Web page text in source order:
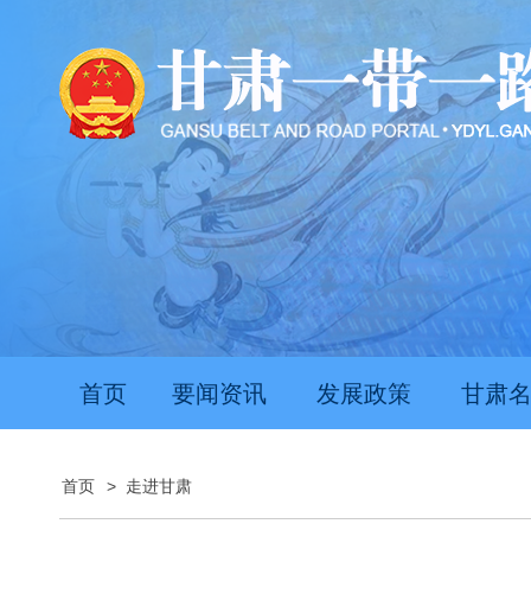
首页 要闻资讯 发展政策 甘肃
首页 > 走进甘肃